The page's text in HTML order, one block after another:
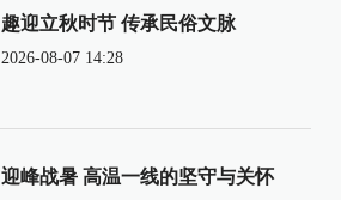
趣迎立秋时节 传承民俗文脉
2026-08-07 14:28
迎峰战暑 高温一线的坚守与关怀